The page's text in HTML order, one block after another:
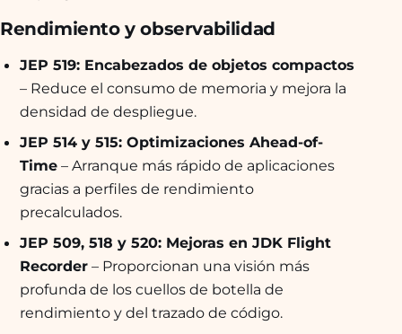
Rendimiento y observabilidad
JEP 519: Encabezados de objetos compactos
– Reduce el consumo de memoria y mejora la
densidad de despliegue.
JEP 514 y 515: Optimizaciones Ahead-of-
Time– Arranque más rápido de aplicaciones
gracias a perfiles de rendimiento
precalculados.
JEP 509, 518 y 520: Mejoras en JDK Flight
Recorder– Proporcionan una visión más
profunda de los cuellos de botella de
rendimiento y del trazado de código.